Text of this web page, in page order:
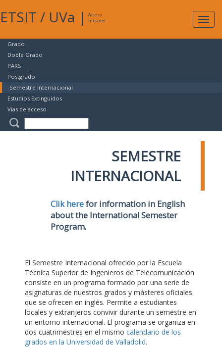
ETSIT / UVa |
Acceso
Intranet
Grado
Doble Grado
PARS
Postgrado
Semestre Internacional
Estudios Extinguidos
Vías de acceso
SEMESTRE
INTERNACIONAL
Clik herefor information in English
about the International Semester
Program.
El Semestre Internacional ofrecido por la Escuela
Técnica Superior de Ingenieros de Telecomunicación
consiste en un programa formado por una serie de
asignaturas de nuestros grados y másteres oficiales
que se ofrecen en inglés. Permite a estudiantes
locales y extranjeros convivir durante un semestre en
un entorno internacional. El programa se organiza en
dos cuatrimestres en el mismo calendario de los
grados en la Universidad de Valladolid.